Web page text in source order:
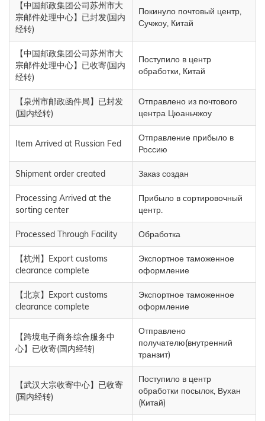
【中国邮政集团公司苏州市大
宗邮件处理中心】已封发(国内
经转)
Покинуло почтовый центр,
Сучжоу, Китай
【中国邮政集团公司苏州市大
宗邮件处理中心】已收寄(国内
经转)
Поступило в центр
обработки, Китай
【泉州市邮政函件局】已封发
(国内经转)
Отправлено из почтового
центра Цюаньчжоу
Item Arrived at Russian Fed
Отправление прибыло в
Россию
Shipment order created Заказ создан
Processing Arrived at the
sorting center
Прибыло в сортировочный
центр.
Processed Through Facility Обработка
【杭州】Export customs
clearance complete
Экспортное таможенное
оформление
【北京】Export customs
clearance complete
Экспортное таможенное
оформление
【跨境电子商务综合服务中
心】已收寄(国内经转)
Отправлено
получателю(внутренний
транзит)
【武汉大宗收寄中心】已收寄
(国内经转)
Поступило в центр
обработки посылок, Вухан
(Китай)